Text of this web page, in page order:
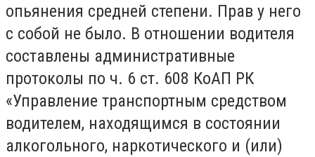
опьянения средней степени. Прав у него
с собой не было. В отношении водителя
составлены административные
протоколы по ч. 6 ст. 608 КоАП РК
«Управление транспортным средством
водителем, находящимся в состоянии
алкогольного, наркотического и (или)